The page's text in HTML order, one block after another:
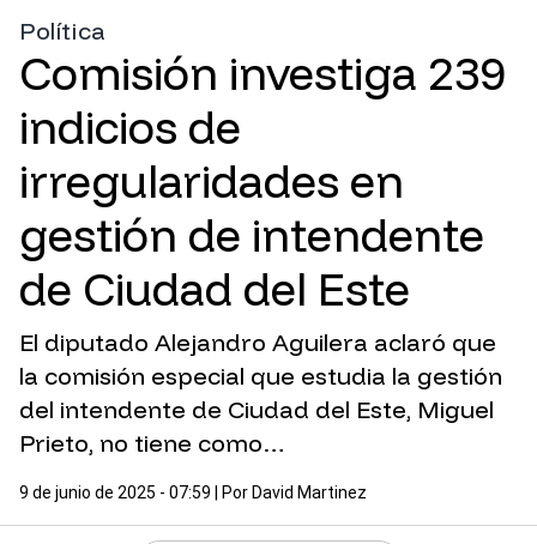
Política
Comisión investiga 239
indicios de
irregularidades en
gestión de intendente
de Ciudad del Este
El diputado Alejandro Aguilera aclaró que
la comisión especial que estudia la gestión
del intendente de Ciudad del Este, Miguel
Prieto, no tiene como…
9 de junio de 2025 - 07:59 | Por David Martinez